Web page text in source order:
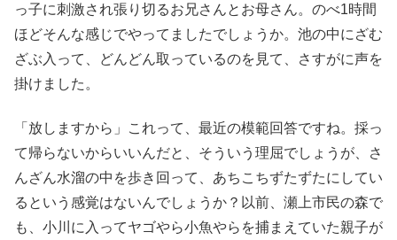
っ子に刺激され張り切るお兄さんとお母さん。のべ1時間
ほどそんな感じでやってましたでしょうか。池の中にざむ
ざぶ入って、どんどん取っているのを見て、さすがに声を
掛けました。
「放しますから」これって、最近の模範回答ですね。採っ
て帰らないからいいんだと、そういう理屈でしょうが、さ
んざん水溜の中を歩き回って、あちこちずたずたにしてい
るという感覚はないんでしょうか？以前、瀬上市民の森で
も、小川に入ってヤゴやら小魚やらを捕まえていた親子が